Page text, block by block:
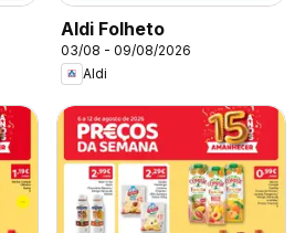
Aldi Folheto
03/08 - 09/08/2026
Aldi